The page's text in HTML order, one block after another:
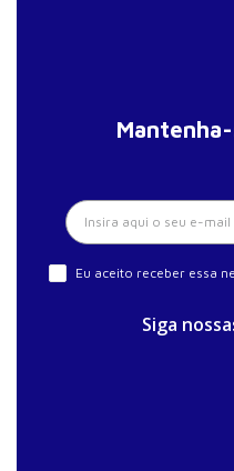
Eu aceito receber essa
Siga